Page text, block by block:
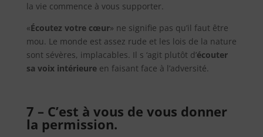
la vie commence à vous supporter.
«Écoutez votre cœur» ne signifie pas qu’il faut être
mou. Le monde est assez rude et les lois de la nature
sont sévères, implacables. Il s ‘agit plutôt d’écouter
sa voix intérieureen faisant face à l’adversité.
7 – C’est à vous de vous donner
la permission.